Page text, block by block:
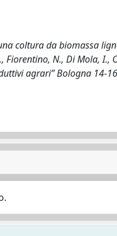
coltura da biomassa
N., Di Mola, I.,
agrari” Bologna 14-